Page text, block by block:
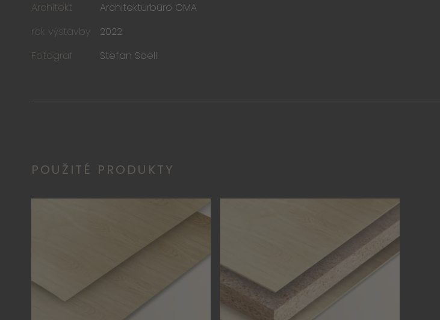
Architekt
Architekturbüro OMA
rok výstavby
2022
Fotograf
Stefan Soell
POUŽITÉ PRODUKTY